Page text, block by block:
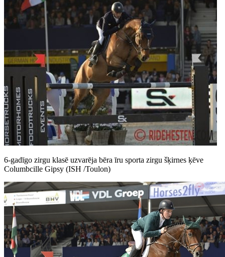
6-gadīgo zirgu klasē uzvarēja bēra īru sporta zirgu šķirnes ķēve
Columbcille Gipsy (ISH /Toulon)